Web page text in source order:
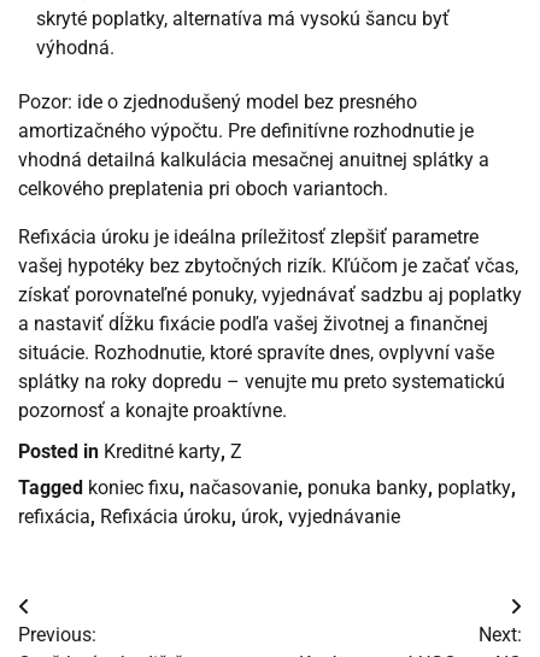
skryté poplatky, alternatíva má vysokú šancu byť
výhodná.
Pozor: ide o zjednodušený model bez presného
amortizačného výpočtu. Pre definitívne rozhodnutie je
vhodná detailná kalkulácia mesačnej anuitnej splátky a
celkového preplatenia pri oboch variantoch.
Refixácia úroku je ideálna príležitosť zlepšiť parametre
vašej hypotéky bez zbytočných rizík. Kľúčom je začať včas,
získať porovnateľné ponuky, vyjednávať sadzbu aj poplatky
a nastaviť dĺžku fixácie podľa vašej životnej a finančnej
situácie. Rozhodnutie, ktoré spravíte dnes, ovplyvní vaše
splátky na roky dopredu – venujte mu preto systematickú
pozornosť a konajte proaktívne.
Posted in Kreditné karty, Z
Tagged koniec fixu, načasovanie, ponuka banky, poplatky,
refixácia, Refixácia úroku, úrok, vyjednávanie
Navigácia
Previous:
Next: